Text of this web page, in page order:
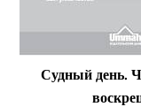
Судный день.